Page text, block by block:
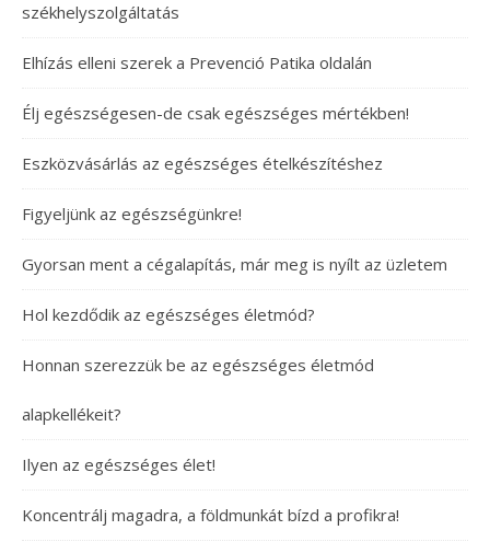
székhelyszolgáltatás
Elhízás elleni szerek a Prevenció Patika oldalán
Élj egészségesen-de csak egészséges mértékben!
Eszközvásárlás az egészséges ételkészítéshez
Figyeljünk az egészségünkre!
Gyorsan ment a cégalapítás, már meg is nyílt az üzletem
Hol kezdődik az egészséges életmód?
Honnan szerezzük be az egészséges életmód
alapkellékeit?
Ilyen az egészséges élet!
Koncentrálj magadra, a földmunkát bízd a profikra!